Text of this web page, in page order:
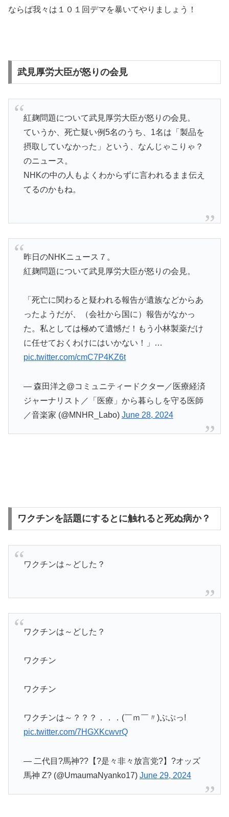
ならば我々は１０１回デマを暴いてやりましょう！
武見厚労大臣が怒りの会見
紅麹問題について武見厚労大臣が怒りの会見。
ていうか、死亡疑い例5名のうち、1名は「製品を
摂取していなかった」という、なんじゃこりゃ？
のニュース。
NHKの中の人もよくわからずに言われるまま伝え
てるのかもね。
昨日のNHKニュース７。
紅麹問題について武見厚労大臣が怒りの会見。
「死亡に関わると疑われる報告が遺族などからあ
ったようだが、（会社から国に）報告がなかっ
た。私としては極めて遺憾だ！もう小林製薬だけ
に任せておくわけにはいかない！」…
pic.twitter.com/cmC7P4KZ6t
— 森田洋之@コミュニティードクター／医療経済
ジャーナリスト／「医療」から暮らしを守る医師
／音楽家 (@MNHR_Labo) June 28, 2024
ワクチンを話題にするとに触れると死ぬ病か？
ワクチンは～どした？
ワクチンは～どした？
ワクチン
ワクチン
ワクチンは～？？？．．．(￣ｍ￣〃)ぷぷっ!
pic.twitter.com/7HGXKcwvrQ
— 二代目?馬神??【?是々非々放言党?】?オッズ
馬神 Z? (@UmaumaNyanko17) June 29, 2024